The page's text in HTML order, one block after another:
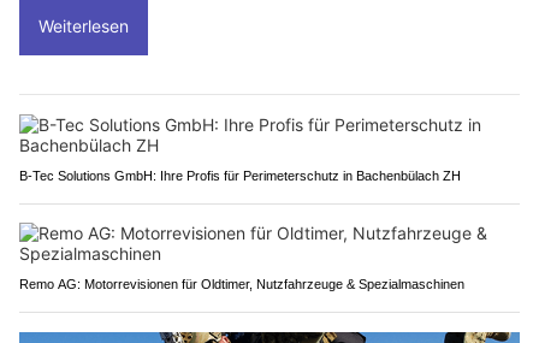
Weiterlesen
B-Tec Solutions GmbH: Ihre Profis für Perimeterschutz in Bachenbülach ZH
Remo AG: Motorrevisionen für Oldtimer, Nutzfahrzeuge & Spezialmaschinen